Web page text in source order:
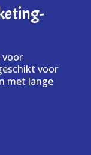
voor
voor
met lange